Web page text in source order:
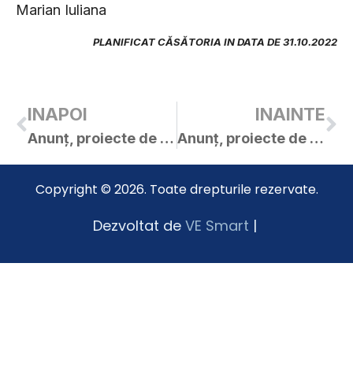
Marian Iuliana
PLANIFICAT CĂSĂTORIA IN DATA DE 31.10.2022
INAPOI
Anunț, proiecte de hotărâri și materiale – ședința extraordinară convocată de îndată a C.L. Curtici în data de 13.10.2022
INAINTE
Anunț, proiecte de hotărâri și materiale – ședința ordinară a C.L. Curtici în data de 27.10.2022
Copyright © 2026. Toate drepturile rezervate.
Dezvoltat de VE Smart |